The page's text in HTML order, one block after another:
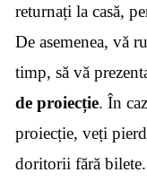
returnați la casă,
De asemenea, vă
timp, să vă
de proiecție. În
proiecție, veți
doritorii fără